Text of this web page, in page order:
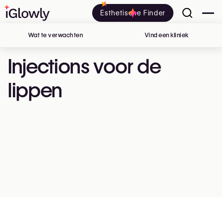
Esthetische Finder
Injections voor de
lippen
Wat te verwachten Vind een kliniek